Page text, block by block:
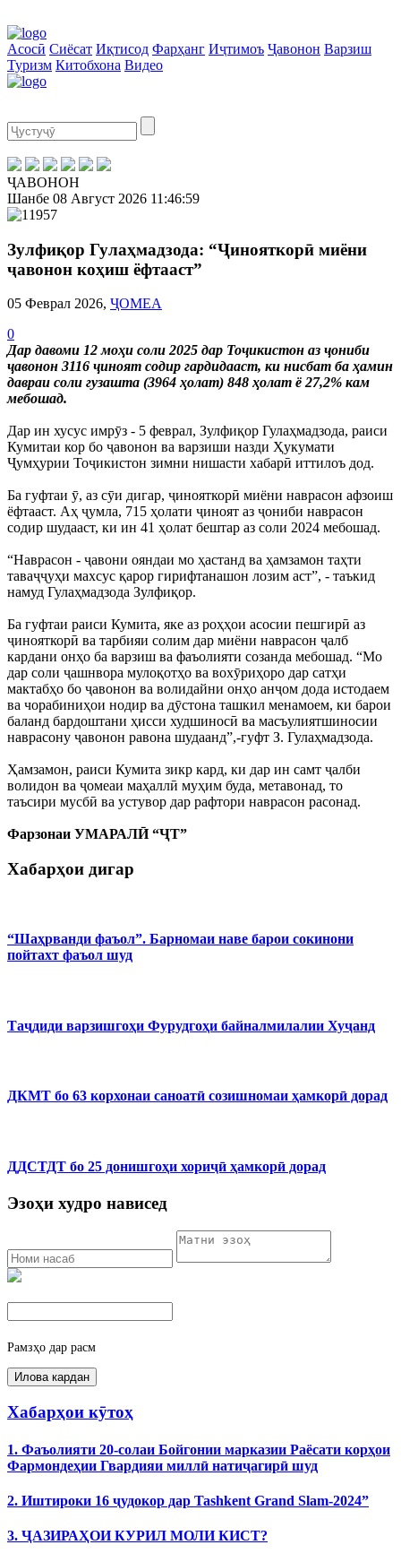
Асосӣ Сиёсат Иқтисод Фарҳанг Иҷтимоъ Ҷавонон Варзиш
Туризм Китобхона Видео
ҶАВОНОН
Шанбе 08 Август 2026 11:46:59
Зулфиқор Гулаҳмадзода: “Ҷинояткорӣ миёни
ҷавонон коҳиш ёфтааст”
05 Феврал 2026, ҶОМЕА
0
Дар давоми 12 моҳи соли 2025 дар Тоҷикистон аз ҷониби
ҷавонон 3116 ҷиноят содир гардидааст, ки нисбат ба ҳамин
давраи соли гузашта (3964 ҳолат) 848 ҳолат ё 27,2% кам
мебошад.
Дар ин хусус имрӯз - 5 феврал, Зулфиқор Гулаҳмадзода, раиси
Кумитаи кор бо ҷавонон ва варзиши назди Ҳукумати
Ҷумҳурии Тоҷикистон зимни нишасти хабарӣ иттилоъ дод.
Ба гуфтаи ӯ, аз сӯи дигар, ҷинояткорӣ миёни наврасон афзоиш
ёфтааст. Аҳ ҷумла, 715 ҳолати ҷиноят аз ҷониби наврасон
содир шудааст, ки ин 41 ҳолат бештар аз соли 2024 мебошад.
“Наврасон - ҷавони ояндаи мо ҳастанд ва ҳамзамон таҳти
таваҷҷуҳи махсус қарор гирифтанашон лозим аст”, - таъкид
намуд Гулаҳмадзода Зулфиқор.
Ба гуфтаи раиси Кумита, яке аз роҳҳои асосии пешгирӣ аз
ҷинояткорӣ ва тарбияи солим дар миёни наврасон ҷалб
кардани онҳо ба варзиш ва фаъолияти созанда мебошад. “Мо
дар соли ҷашнвора мулоқотҳо ва вохӯриҳоро дар сатҳи
мактабҳо бо ҷавонон ва волидайни онҳо анҷом дода истодаем
ва чорабиниҳои нодир ва дӯстона ташкил менамоем, ки барои
баланд бардоштани ҳисси худшиносӣ ва масъулиятшиносии
наврасону ҷавонон равона шудаанд”,-гуфт З. Гулаҳмадзода.
Ҳамзамон, раиси Кумита зикр кард, ки дар ин самт ҷалби
волидон ва ҷомеаи маҳаллӣ муҳим буда, метавонад, то
таъсири мусбӣ ва устувор дар рафтори наврасон расонад.
Фарзонаи УМАРАЛӢ “ҶТ”
Хабарҳои дигар
“Шаҳрванди фаъол”. Барномаи наве барои сокинони
пойтахт фаъол шуд
Таҷдиди варзишгоҳи Фурудгоҳи байналмилалии Хуҷанд
ДКМТ бо 63 корхонаи саноатӣ созишномаи ҳамкорӣ дорад
ДДСТДТ бо 25 донишгоҳи хориҷӣ ҳамкорӣ дорад
Эзоҳи худро нависед
Рамзҳо дар расм
Хабарҳои кӯтоҳ
1. Фаъолияти 20-солаи Бойгонии марказии Раёсати корҳои
Фармондеҳии Гвардияи миллӣ натиҷагирӣ шуд
2. Иштироки 16 ҷудокор дар Tashkent Grand Slam-2024”
3. ҶАЗИРАҲОИ КУРИЛ МОЛИ КИСТ?